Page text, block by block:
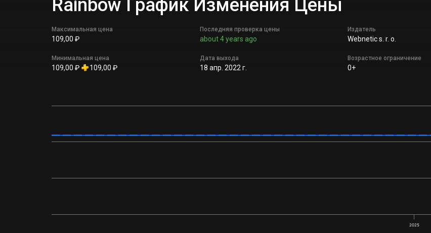
Rainbow График Изменения Цены
Максимальная цена
109,00 ₽
Минимальная цена
109,00 ₽ 109,00 ₽
Последняя проверка цены
about 4 years ago
Дата выхода
18 апр. 2022 г.
Издатель
Webnetic s. r. o.
Возрастное ограничение
0+
2025